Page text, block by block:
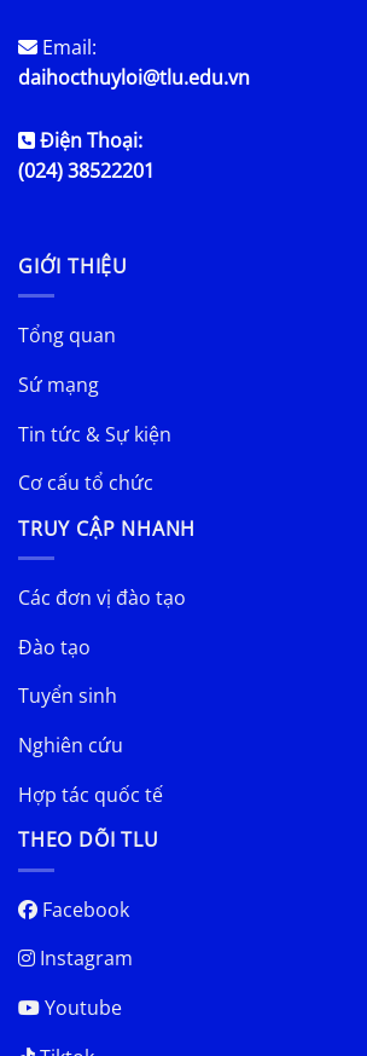
Email:
daihocthuyloi@tlu.edu.vn
Điện Thoại:
(024) 38522201
GIỚI THIỆU
Tổng quan
Sứ mạng
Tin tức & Sự kiện
Cơ cấu tổ chức
TRUY CẬP NHANH
Các đơn vị đào tạo
Đào tạo
Tuyển sinh
Nghiên cứu
Hợp tác quốc tế
THEO DÕI TLU
Facebook
Instagram
Youtube